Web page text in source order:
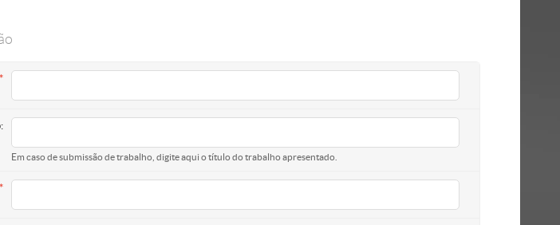
Em caso de submissão de trabalho, digite aqui o título do trabalho apresentado.